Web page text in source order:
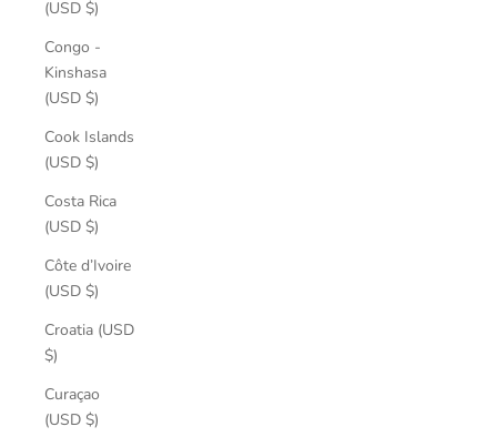
(USD $)
Congo -
Kinshasa
(USD $)
Cook Islands
(USD $)
Costa Rica
(USD $)
Côte d’Ivoire
(USD $)
Croatia (USD
$)
Curaçao
(USD $)